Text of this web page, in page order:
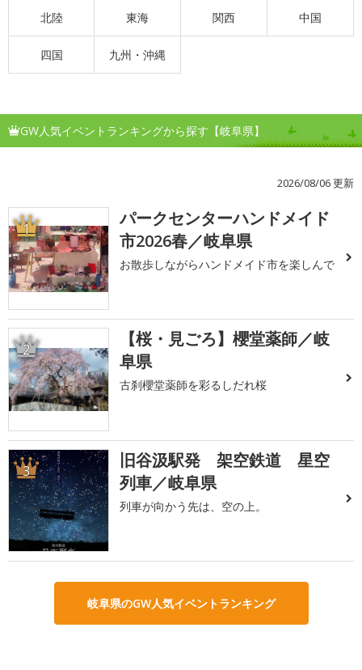
北陸 東海 関西 中国
四国 九州・沖縄
GW人気イベントランキングから探す【岐阜県】
2026/08/06 更新
1
パークセンターハンドメイド
市2026春／岐阜県
お散歩しながらハンドメイド市を楽しんで
2
【桜・見ごろ】櫻堂薬師／岐
阜県
古刹櫻堂薬師を彩るしだれ桜
3
旧谷汲駅発 架空鉄道 星空
列車／岐阜県
列車が向かう先は、空の上。
岐阜県のGW人気イベントランキング